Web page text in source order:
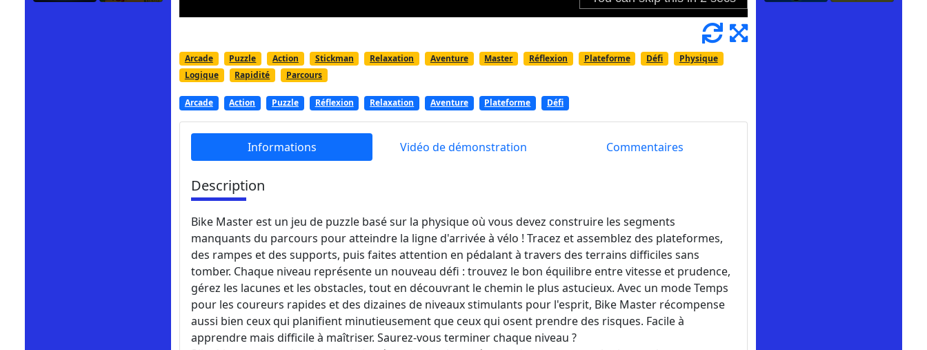
Arcade Puzzle Action Stickman Relaxation Aventure Master Réflexion Plateforme Défi
Physique
Logique
Rapidité Parcours
Arcade Action Puzzle Réflexion Relaxation Aventure Plateforme Défi
Informations Vidéo de démonstration Commentaires
Description
Bike Master est un jeu de puzzle basé sur la physique où vous devez construire les segments
manquants du parcours pour atteindre la ligne d'arrivée à vélo ! Tracez et assemblez des plateformes,
des rampes et des supports, puis faites attention en pédalant à travers des terrains difficiles sans
tomber. Chaque niveau représente un nouveau défi : trouvez le bon équilibre entre vitesse et prudence,
gérez les lacunes et les obstacles, tout en découvrant le chemin le plus astucieux. Avec un mode Temps
pour les coureurs rapides et des dizaines de niveaux stimulants pour l'esprit, Bike Master récompense
aussi bien ceux qui planifient minutieusement que ceux qui osent prendre des risques. Facile à
apprendre mais difficile à maîtriser. Saurez-vous terminer chaque niveau ?